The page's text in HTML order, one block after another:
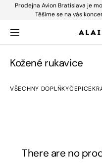
SKIP TO
CONTENT
Prodejna Avion Bratislava je
Těšíme se na vás
Collection:
Kožené rukavice
VŠECHNY DOPLŇKYČEPICE
There are no